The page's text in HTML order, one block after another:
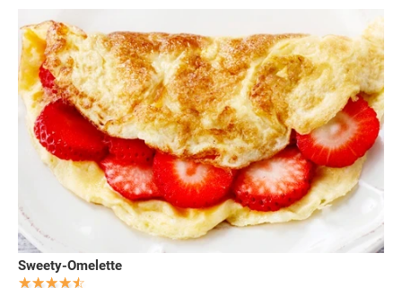
Sweety-Omelette